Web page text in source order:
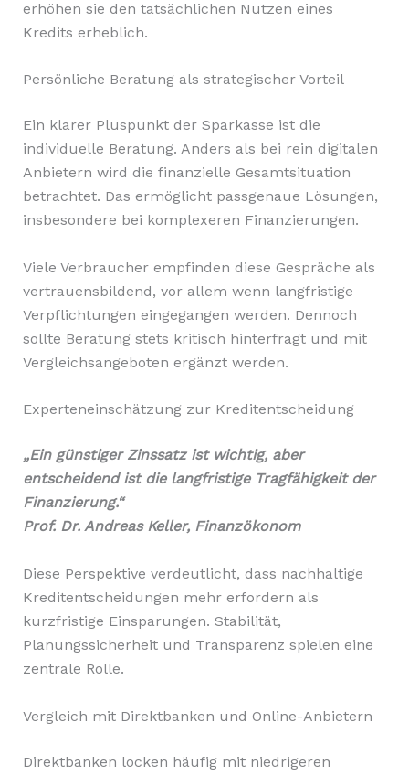
erhöhen sie den tatsächlichen Nutzen eines
Kredits erheblich.
Persönliche Beratung als strategischer Vorteil
Ein klarer Pluspunkt der Sparkasse ist die
individuelle Beratung. Anders als bei rein digitalen
Anbietern wird die finanzielle Gesamtsituation
betrachtet. Das ermöglicht passgenaue Lösungen,
insbesondere bei komplexeren Finanzierungen.
Viele Verbraucher empfinden diese Gespräche als
vertrauensbildend, vor allem wenn langfristige
Verpflichtungen eingegangen werden. Dennoch
sollte Beratung stets kritisch hinterfragt und mit
Vergleichsangeboten ergänzt werden.
Experteneinschätzung zur Kreditentscheidung
„Ein günstiger Zinssatz ist wichtig, aber
entscheidend ist die langfristige Tragfähigkeit der
Finanzierung.“
Prof. Dr. Andreas Keller, Finanzökonom
Diese Perspektive verdeutlicht, dass nachhaltige
Kreditentscheidungen mehr erfordern als
kurzfristige Einsparungen. Stabilität,
Planungssicherheit und Transparenz spielen eine
zentrale Rolle.
Vergleich mit Direktbanken und Online-Anbietern
Direktbanken locken häufig mit niedrigeren